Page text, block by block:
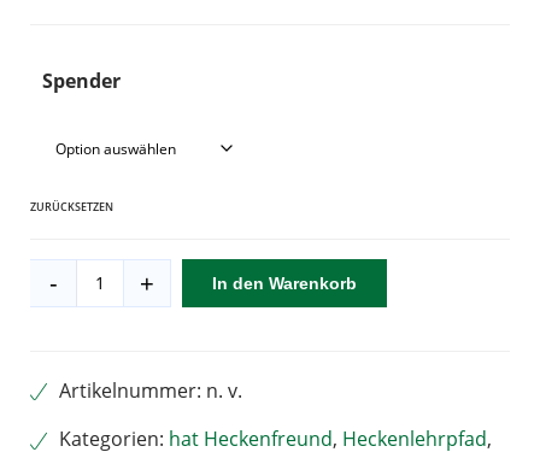
Spender
ZURÜCKSETZEN
Menge
- + In den Warenkorb
Artikelnummer: n. v.
Kategorien: hat Heckenfreund, Heckenlehrpfad,